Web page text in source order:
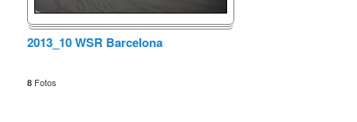
2013_10 WSR Barcelona
8 Fotos